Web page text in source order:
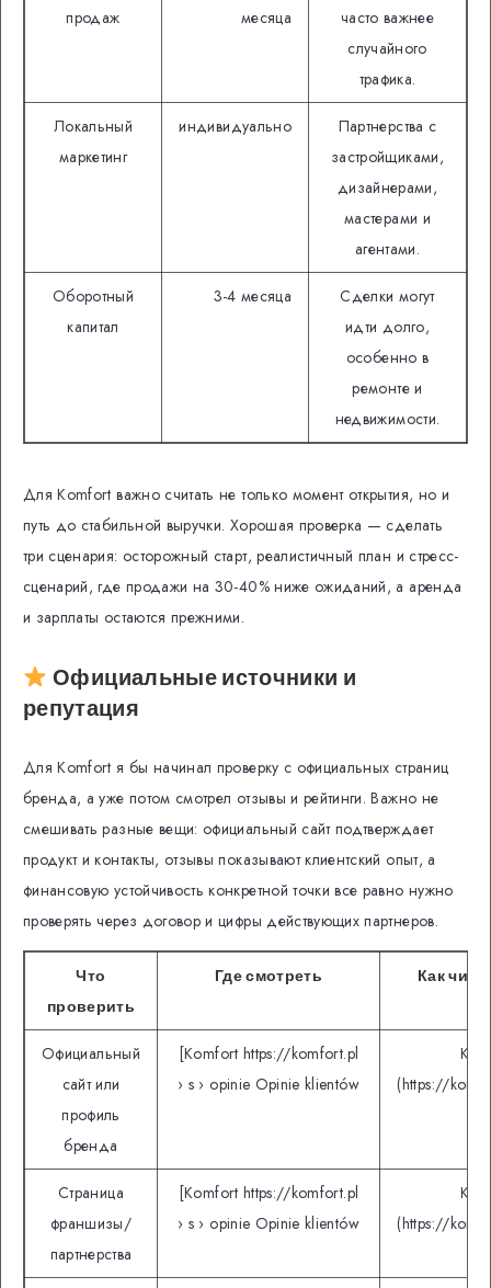
продаж
месяца
часто важнее
случайного
трафика.
Локальный
маркетинг
индивидуально
Партнерства с
застройщиками,
дизайнерами,
мастерами и
агентами.
Оборотный
капитал
3-4 месяца
Сделки могут
идти долго,
особенно в
ремонте и
недвижимости.
Для Komfort важно считать не только момент открытия, но и
путь до стабильной выручки. Хорошая проверка — сделать
три сценария: осторожный старт, реалистичный план и стресс-
сценарий, где продажи на 30-40% ниже ожиданий, а аренда
и зарплаты остаются прежними.
Официальные источники и
репутация
Для Komfort я бы начинал проверку с официальных страниц
бренда, а уже потом смотрел отзывы и рейтинги. Важно не
смешивать разные вещи: официальный сайт подтверждает
продукт и контакты, отзывы показывают клиентский опыт, а
финансовую устойчивость конкретной точки все равно нужно
проверять через договор и цифры действующих партнеров.
Что
проверить
Где смотреть Как
Официальный
сайт или
профиль
бренда
[Komfort https://komfort.pl
› s › opinie Opinie klientów
(https://
Страница
франшизы/
партнерства
[Komfort https://komfort.pl
› s › opinie Opinie klientów
(https://